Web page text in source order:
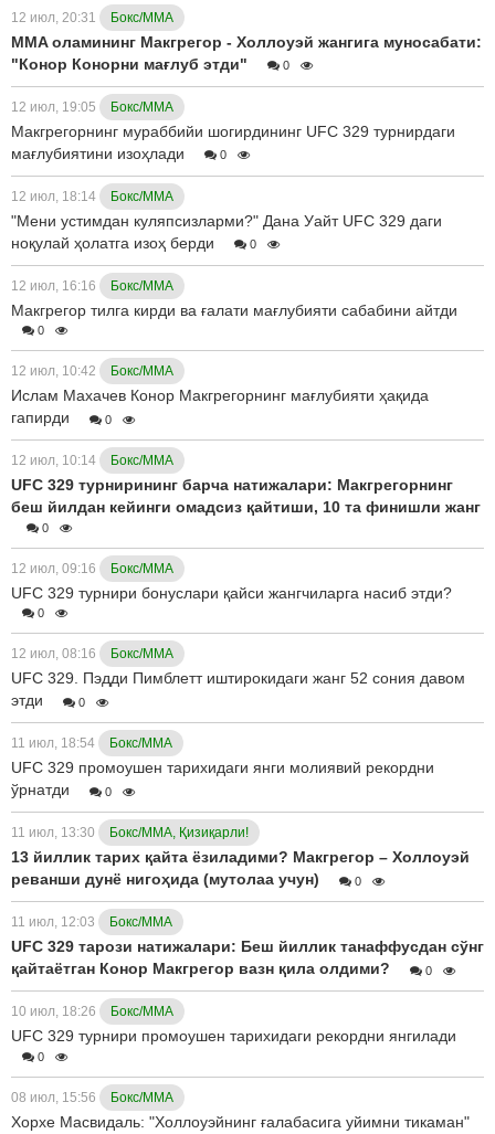
12 июл, 20:31 Бокс/ММА
MMA оламининг Макгрегор - Холлоуэй жангига муносабати:
"Конор Конорни мағлуб этди"
0
12 июл, 19:05 Бокс/ММА
Макгрегорнинг мураббийи шогирдининг UFC 329 турнирдаги
мағлубиятини изоҳлади
0
12 июл, 18:14 Бокс/ММА
"Мени устимдан куляпсизларми?" Дана Уайт UFC 329 даги
ноқулай ҳолатга изоҳ берди
0
12 июл, 16:16 Бокс/ММА
Макгрегор тилга кирди ва ғалати мағлубияти сабабини айтди
0
12 июл, 10:42 Бокс/ММА
Ислам Махачев Конор Макгрегорнинг мағлубияти ҳақида
гапирди
0
12 июл, 10:14 Бокс/ММА
UFC 329 турнирининг барча натижалари: Макгрегорнинг
беш йилдан кейинги омадсиз қайтиши, 10 та финишли жанг
0
12 июл, 09:16 Бокс/ММА
UFC 329 турнири бонуслари қайси жангчиларга насиб этди?
0
12 июл, 08:16 Бокс/ММА
UFC 329. Пэдди Пимблетт иштирокидаги жанг 52 сония давом
этди
0
11 июл, 18:54 Бокс/ММА
UFC 329 промоушен тарихидаги янги молиявий рекордни
ўрнатди
0
11 июл, 13:30 Бокс/ММА, Қизиқарли!
13 йиллик тарих қайта ёзиладими? Макгрегор – Холлоуэй
реванши дунё нигоҳида (мутолаа учун)
0
11 июл, 12:03 Бокс/ММА
UFC 329 тарози натижалари: Беш йиллик танаффусдан сўнг
қайтаётган Конор Макгрегор вазн қила олдими?
0
10 июл, 18:26 Бокс/ММА
UFC 329 турнири промоушен тарихидаги рекордни янгилади
0
08 июл, 15:56 Бокс/ММА
Хорхе Масвидаль: "Холлоуэйнинг ғалабасига уйимни тикаман"